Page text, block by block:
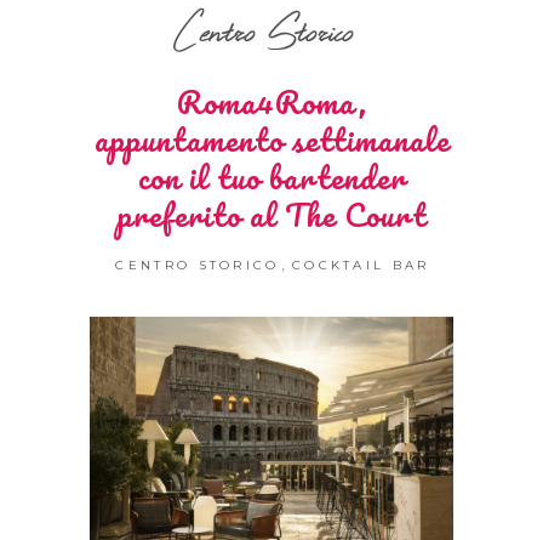
Centro Storico
Roma4Roma,
appuntamento settimanale
con il tuo bartender
preferito al The Court
CENTRO STORICO , COCKTAIL BAR